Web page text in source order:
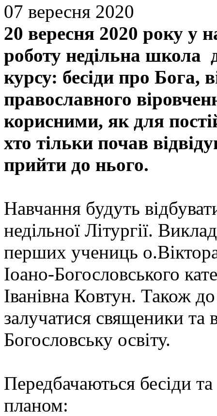
07 вересня 2020
20 вересня 2020 року у
роботу недільна школа
курсу: бесіди про Бога,
православного
корисними, як для
хто тільки почав
прийти до нього.
Навчання будуть
недільної Літургії.
перших учениць
Іоано-Богословського
Іванівна Ковтун. Також
залучатися священики та
Богословську освіту.
Передбачаються бесіди
планом: